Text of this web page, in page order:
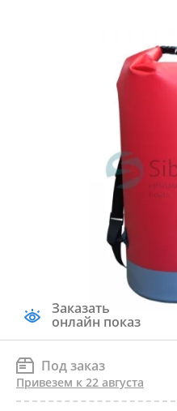
Заказать
онлайн показ
Под заказ
Привезем к 22 августа